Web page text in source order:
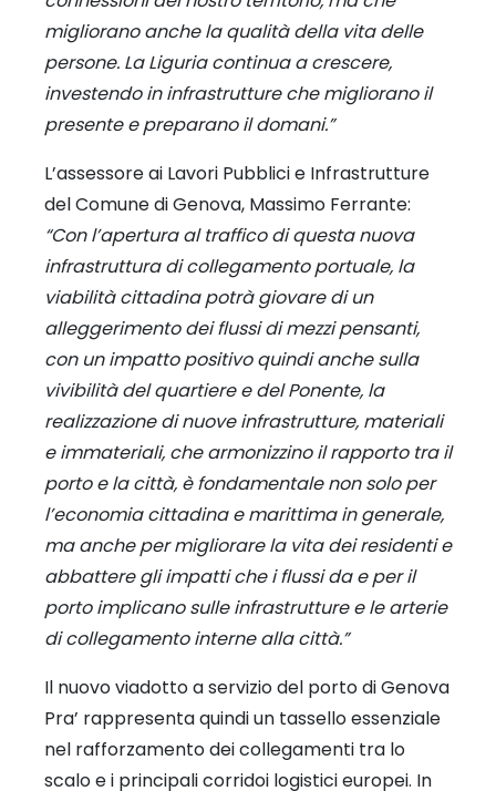
migliorano anche la qualità della vita delle
persone. La Liguria continua a crescere,
investendo in infrastrutture che migliorano il
presente e preparano il domani.”
L’assessore ai Lavori Pubblici e Infrastrutture
del Comune di Genova, Massimo Ferrante:
“Con l’apertura al traffico di questa nuova
infrastruttura di collegamento portuale, la
viabilità cittadina potrà giovare di un
alleggerimento dei flussi di mezzi pensanti,
con un impatto positivo quindi anche sulla
vivibilità del quartiere e del Ponente, la
realizzazione di nuove infrastrutture, materiali
e immateriali, che armonizzino il rapporto tra il
porto e la città, è fondamentale non solo per
l’economia cittadina e marittima in generale,
ma anche per migliorare la vita dei residenti e
abbattere gli impatti che i flussi da e per il
porto implicano sulle infrastrutture e le arterie
di collegamento interne alla città.”
Il nuovo viadotto a servizio del porto di Genova
Pra’ rappresenta quindi un tassello essenziale
nel rafforzamento dei collegamenti tra lo
scalo e i principali corridoi logistici europei. In